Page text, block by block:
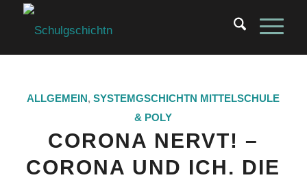
ALLGEMEIN,SYSTEMGSCHICHTN MITTELSCHULE
& POLY
CORONA NERVT! –
CORONA UND ICH. DIE